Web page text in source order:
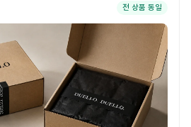
전 상품 동일